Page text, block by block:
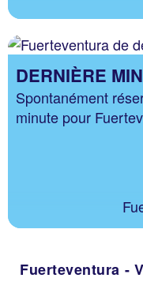
DERNIÈRE
Spontanément
minute pour
Fuerteventura -